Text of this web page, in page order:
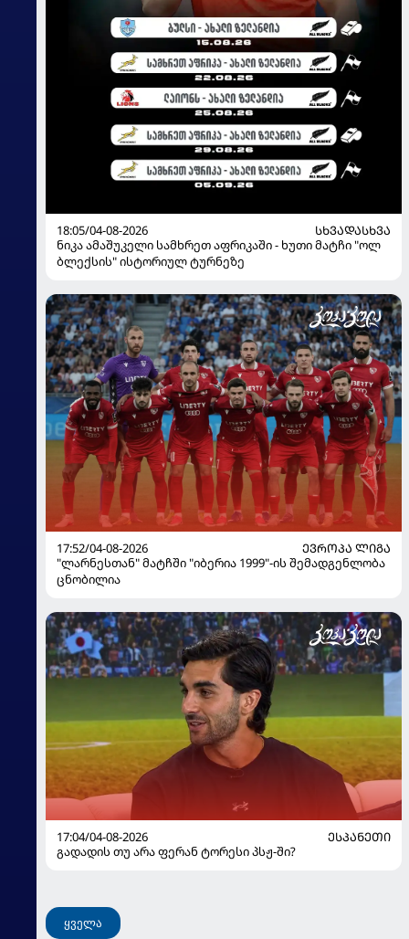
18:05/04-08-2026
ᲡᲮᲕᲐᲓᲐᲡᲮᲕᲐ
ნიკა ამაშუკელი სამხრეთ აფრიკაში - ხუთი მატჩი "ოლ
ბლექსის" ისტორიულ ტურნეზე
17:52/04-08-2026
ᲔᲕᲠᲝᲞᲐ ᲚᲘᲒᲐ
"ლარნესთან" მატჩში "იბერია 1999"-ის შემადგენლობა
ცნობილია
17:04/04-08-2026
ᲔᲡᲞᲐᲜᲔᲗᲘ
გადადის თუ არა ფერან ტორესი პსჟ-ში?
ყველა